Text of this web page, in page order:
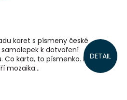
DETAIL
karet s písmeny české
k dotvoření
karta, to písmenko. Ke
mozaika...